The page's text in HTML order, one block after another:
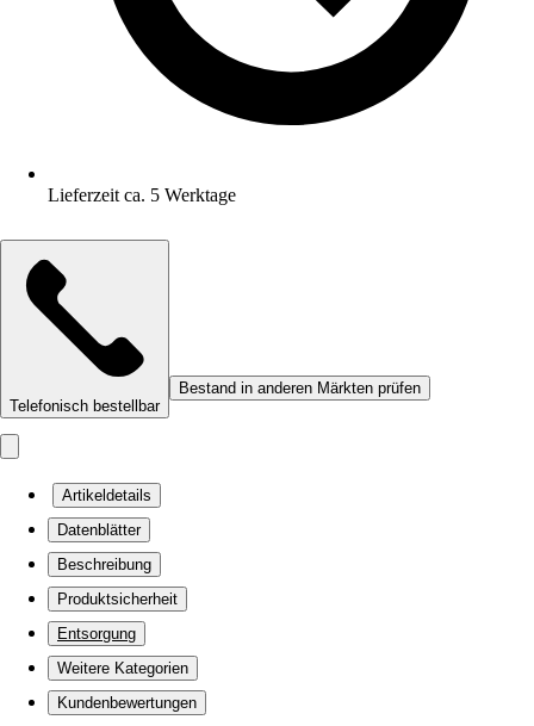
Lieferzeit ca. 5 Werktage
Telefonisch bestellbar
Bestand in anderen Märkten prüfen
Artikeldetails
Datenblätter
Beschreibung
Produktsicherheit
Entsorgung
Weitere Kategorien
Kundenbewertungen